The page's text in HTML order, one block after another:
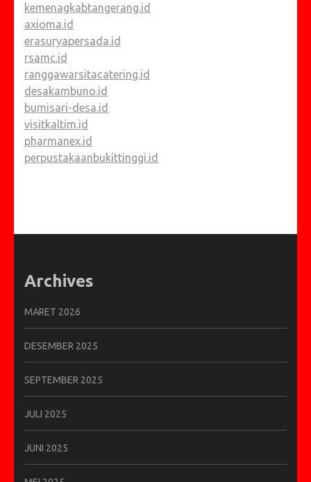
kemenagkabtangerang.id
axioma.id
erasuryapersada.id
rsamc.id
ranggawarsitacatering.id
desakambuno.id
bumisari-desa.id
visitkaltim.id
pharmanex.id
perpustakaanbukittinggi.id
Archives
MARET 2026
DESEMBER 2025
SEPTEMBER 2025
JULI 2025
JUNI 2025